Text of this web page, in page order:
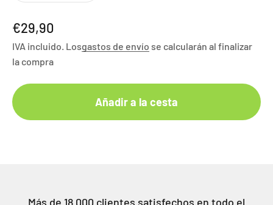
Angebot
€29,90
IVA incluido. Losgastos de envío se calcularán al finalizar
la compra
Añadir a la cesta
Más de 18.000 clientes satisfechos en todo el